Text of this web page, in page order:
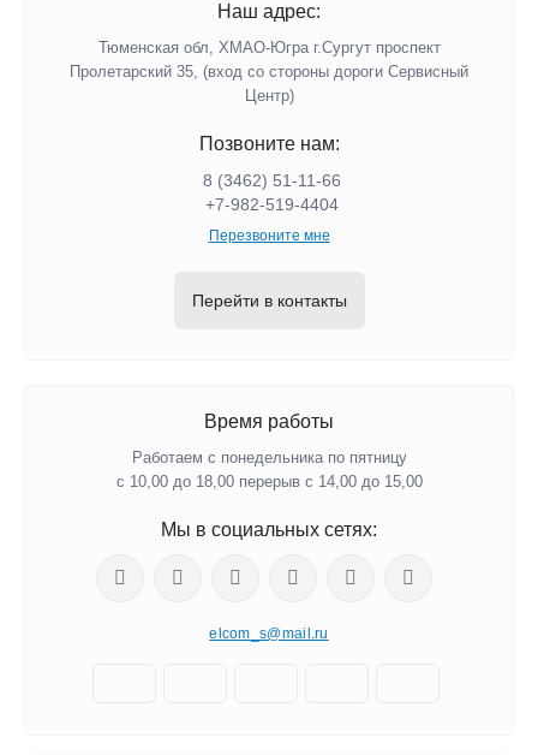
Наш адрес:
Тюменская обл, ХМАО-Югра г.Сургут проспект
Пролетарский 35, (вход со стороны дороги Сервисный
Центр)
Позвоните нам:
8 (3462) 51-11-66
+7-982-519-4404
Перезвоните мне
Перейти в контакты
Время работы
Работаем с понедельника по пятницу
с 10,00 до 18,00 перерыв с 14,00 до 15,00
Мы в социальных сетях:
elcom_s@mail.ru